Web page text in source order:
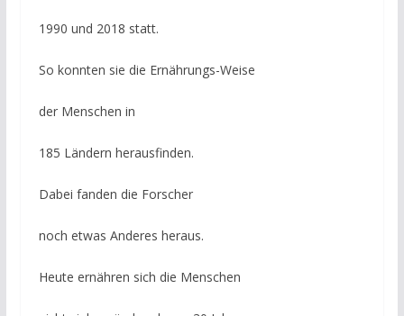
1990 und 2018 statt.
So konnten sie die Ernährungs-Weise
der Menschen in
185 Ländern herausfinden.
Dabei fanden die Forscher
noch etwas Anderes heraus.
Heute ernähren sich die Menschen